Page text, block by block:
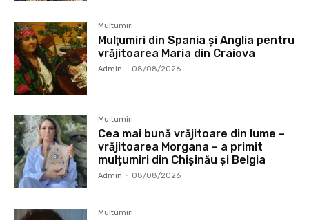
Multumiri
Mulţumiri din Spania şi Anglia pentru
vrăjitoarea Maria din Craiova
Admin - 08/08/2026
Multumiri
Cea mai bună vrăjitoare din lume –
vrăjitoarea Morgana – a primit
mulțumiri din Chișinău și Belgia
Admin - 08/08/2026
Multumiri